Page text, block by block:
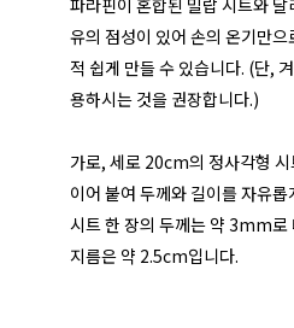
유의 점성이 있어 손의 온기만
적 쉽게 만들 수 있습니다. (단,
용하시는 것을 권장합니다.)
가로, 세로 20cm의 정사각형
이어 붙여 두께와 길이를 자유
시트 한 장의 두께는 약 3mm로
지름은 약 2.5cm입니다.